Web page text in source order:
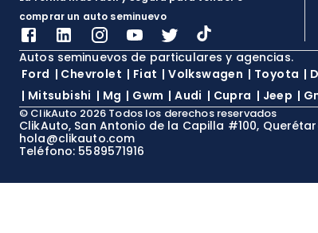
comprar un auto seminuevo
Autos seminuevos de particulares y agencias.
Ford | Chevrolet | Fiat |Volkswagen | Toyota |
| Mitsubishi | Mg | Gwm |Audi | Cupra | Jeep |
© ClikAuto 2026 Todos los derechos reservados
ClikAuto, San Antonio de la Capilla #100,
hola@clikauto.com
Teléfono: 5589571916